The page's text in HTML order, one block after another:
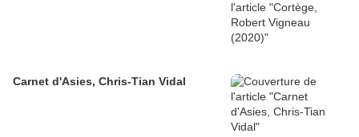
Carnet d'Asies, Chris-Tian Vidal